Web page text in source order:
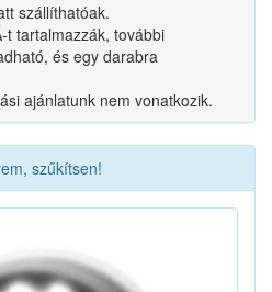
szállíthatóak.
t tartalmazzák, további
és egy darabra
ajánlatunk nem vonatkozik.
szűkítsen!